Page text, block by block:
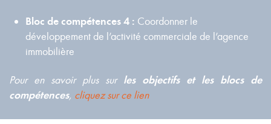
Bloc de compétences 4 : Coordonner le
développement de l’activité commerciale de l’agence
immobilière
Pour en savoir plus sur les objectifs et les blocs de
compétences, cliquez sur ce lien